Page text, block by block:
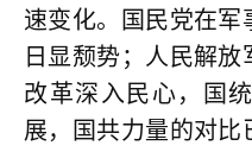
速变化。国民党在
日显颓势；人民解
改革深入民心，国
展，国共力量的对